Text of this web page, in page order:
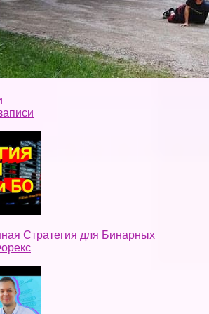
Стратегия для Бинарных